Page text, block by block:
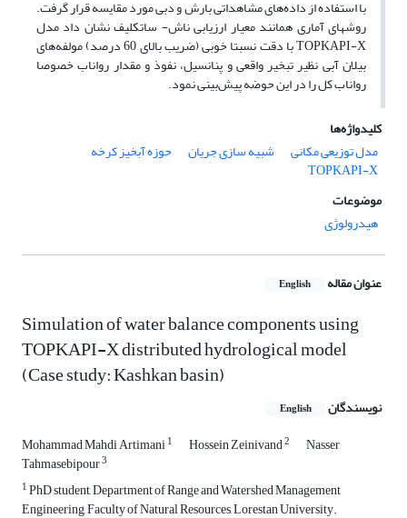
با استفاده از داده‌های مشاهداتی بارش و دبی مورد مقایسه قرار گرفت.
روشهای آماری همانند معیار ارزیابی ناش- ساتکلیف نشان داد مدل
TOPKAPI-X با دقت نسبتا خوبی (ضریب بالای 60 درصد) مولفه‌های
بیلان آبی نظیر تبخیر واقعی و پنانسیل، نفوذ و مقدار رواناب خصوصا
رواناب کل را در این حوضه پیش‌بینی نمود.
کلیدواژه‌ها
مدل توزیعی مکانی
شبیه سازی جریان حوزه آبخیز کرخه
TOPKAPI-X
موضوعات
هیدرولوژی
عنوان مقاله English
Simulation of water balance components using
TOPKAPI-X distributed hydrological model
(Case study: Kashkan basin)
نویسندگان English
Mohammad Mahdi Artimani1 Hossein Zeinivand2 Nasser
Tahmasebipour3
1PhD student, Department of Range and Watershed Management
Engineering, Faculty of Natural Resources, Lorestan University.